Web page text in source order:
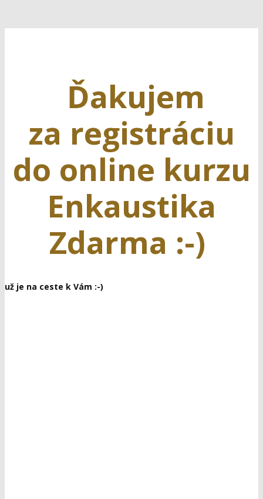
Ďakujem
za registráciu
do online kurzu
Enkaustika
Zdarma :-)
už je na ceste k Vám :-)